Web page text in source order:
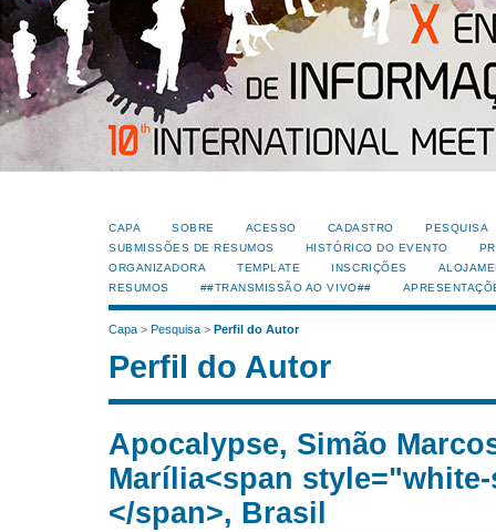
CAPA SOBRE ACESSO CADASTRO
PESQUISA
SUBMISSÕES DE RESUMOS
HISTÓRICO DO EVENTO
ORGANIZADORA
TEMPLATE INSCRIÇÕES
RESUMOS
##TRANSMISSÃO AO VIVO##
Capa > Pesquisa > Perfil do Autor
Perfil do Autor
Apocalypse, Simão
Marília<span
</span>, Brasil